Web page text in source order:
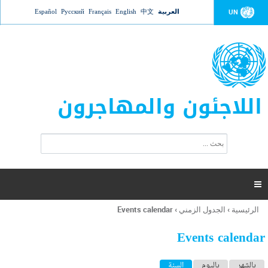
Jump to navigation UN العربية 中文
English
Français
Русский
Español
اللاجئون والمهاجرون
ت
ر
ل
ح
ب

أنت
هنا
الرئيسية › الجدول الزمني ›
Events calendar
Events calendar